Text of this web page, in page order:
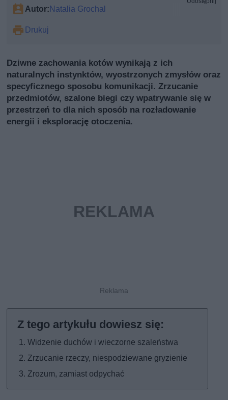
Autor:Natalia Grochal
Drukuj
Dziwne zachowania kotów wynikają z ich
naturalnych instynktów, wyostrzonych zmysłów oraz
specyficznego sposobu komunikacji. Zrzucanie
przedmiotów, szalone biegi czy wpatrywanie się w
przestrzeń to dla nich sposób na rozładowanie
energii i eksplorację otoczenia.
Widzenie duchów i wieczorne szaleństwa
Zrzucanie rzeczy, niespodziewane gryzienie
Zrozum, zamiast odpychać